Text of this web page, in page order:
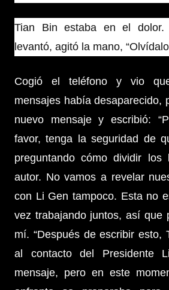
Tian Bin estaba en el dolor.
levantó, agitó la mano,
Cogió el teléfono y vio
mensajes había desaparecido,
nuevo mensaje y escribió:
favor, tenga la seguridad de
preguntando cómo dividir los
autor. No vamos a revelar
con Li Gen tampoco. Esta no
vez trabajando juntos, así que
mí. “Después de escribir esto,
al contacto del Presidente
mensaje, pero en este